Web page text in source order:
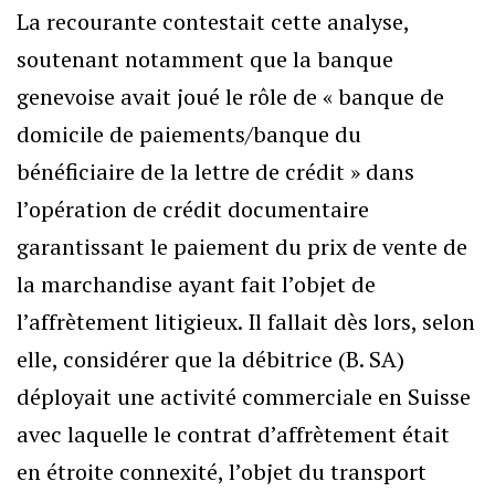
La recourante contestait cette analyse,
soutenant notamment que la banque
genevoise avait joué le rôle de « banque de
domicile de paiements/banque du
bénéficiaire de la lettre de crédit » dans
l’opération de crédit documentaire
garantissant le paiement du prix de vente de
la marchandise ayant fait l’objet de
l’affrètement litigieux. Il fallait dès lors, selon
elle, considérer que la débitrice (B. SA)
déployait une activité commerciale en Suisse
avec laquelle le contrat d’affrètement était
en étroite connexité, l’objet du transport